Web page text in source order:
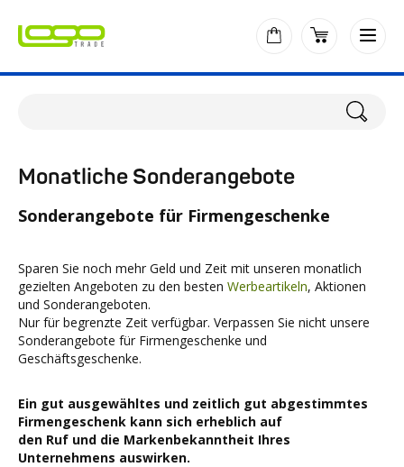
Monatliche Sonderangebote
Sonderangebote für Firmengeschenke
Sparen Sie noch mehr Geld und Zeit mit unseren monatlich
gezielten Angeboten zu den besten Werbeartikeln, Aktionen
und Sonderangeboten.
Nur für begrenzte Zeit verfügbar. Verpassen Sie nicht unsere
Sonderangebote für Firmengeschenke und
Geschäftsgeschenke.
Ein gut ausgewähltes und zeitlich gut abgestimmtes
Firmengeschenk kann sich erheblich auf
den Ruf und die Markenbekanntheit Ihres
Unternehmens auswirken.